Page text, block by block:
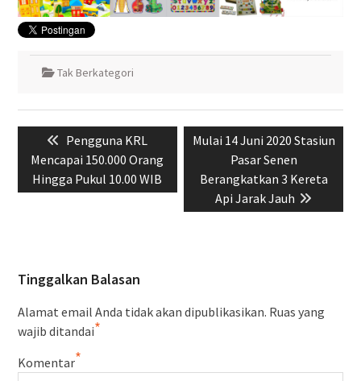
Tak Berkategori
Previous
post:
Pengguna KRL
Mencapai 150.000 Orang
Hingga Pukul 10.00 WIB
Next
Mulai 14 Juni 2020 Stasiun
Pasar Senen
Berangkatkan 3 Kereta
Api Jarak Jauh
Tinggalkan Balasan
Alamat email Anda tidak akan dipublikasikan. Ruas yang
wajib ditandai*
Komentar*